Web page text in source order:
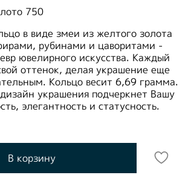
750
в виде змеи из желтого золота
рубинами и цаворитами -
ювелирного искусства. Каждый
оттенок, делая украшение еще
Кольцо весит 6,69 грамма.
украшения подчеркнет Вашу
элегантность и статусность.
В корзину